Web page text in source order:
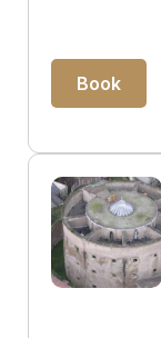
Book